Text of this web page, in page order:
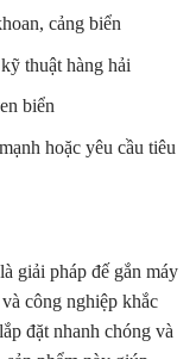
cảng biển
thuật hàng hải
biển
hoặc yêu cầu tiêu
là giải pháp đế gắn máy
công nghiệp khắc
đặt nhanh chóng và